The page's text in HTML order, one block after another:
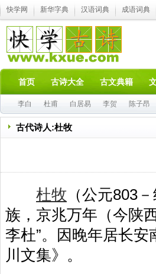
快学网 新华字典 汉语词典 成语词典
首页 古诗大全 古文典籍
李白 杜甫 白居易 李贺 陈子昂
古代诗人:杜牧
杜牧 （公元803
族，京兆万年（今陕
李杜”。因晚年居长安
川文集》。